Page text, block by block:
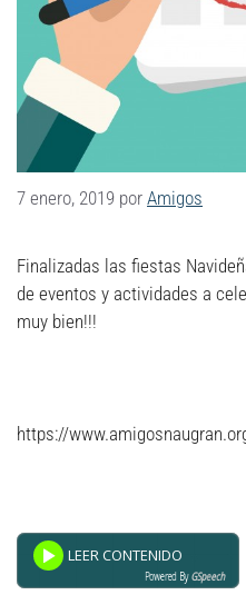
7 enero, 2019 por Amigos
Finalizadas las fiestas
de eventos y actividades a
muy bien!!!
https://
Powered By GSpeech